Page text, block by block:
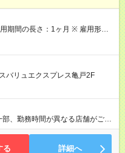
期間の長さ：1ヶ月 ※ 雇用形態
分があります。 雇用形態：本採
円以上
バリュエクスプレス亀戸2F
、勤務時間が異なる店舗がござ
る 詳細へ